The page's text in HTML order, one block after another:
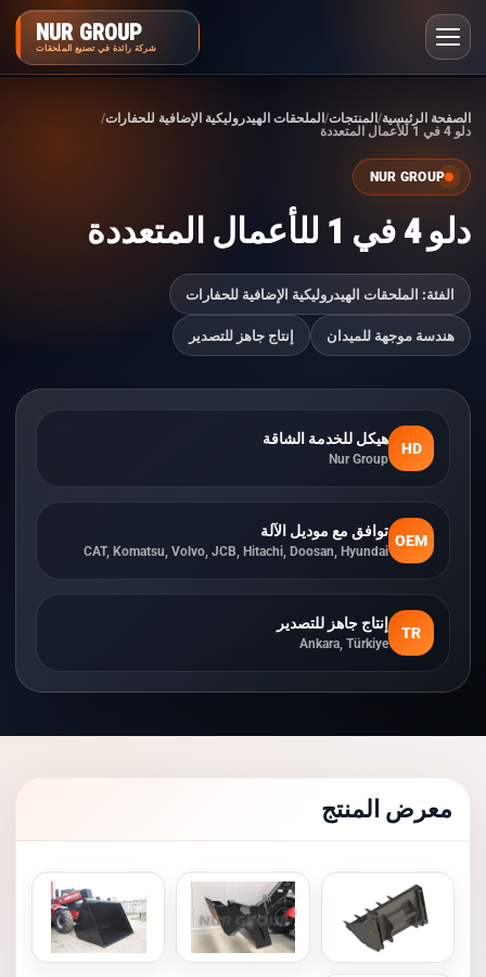
NUR GROUP
شركة رائدة في تصنيع الملحقات
الصفحة الرئيسية المنتجات الملحقات الهيدروليكية الإضافية للحفارات
دلو 4 في 1 للأعمال المتعددة
NUR GROUP
دلو 4 في 1 للأعمال المتعددة
الفئة: الملحقات الهيدروليكية الإضافية للحفارات
هندسة موجهة للميدان إنتاج جاهز للتصدير
HD
هيكل للخدمة الشاقة
Nur Group
OEM
توافق مع موديل الآلة
CAT, Komatsu, Volvo, JCB, Hitachi, Doosan, Hyundai
TR
إنتاج جاهز للتصدير
Ankara, Türkiye
معرض المنتج